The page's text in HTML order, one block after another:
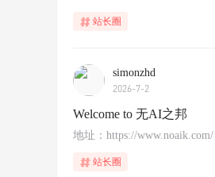
站长圈
simonzhd
2026-7-2
Welcome to 无AI之邦
地址：https://
站长圈